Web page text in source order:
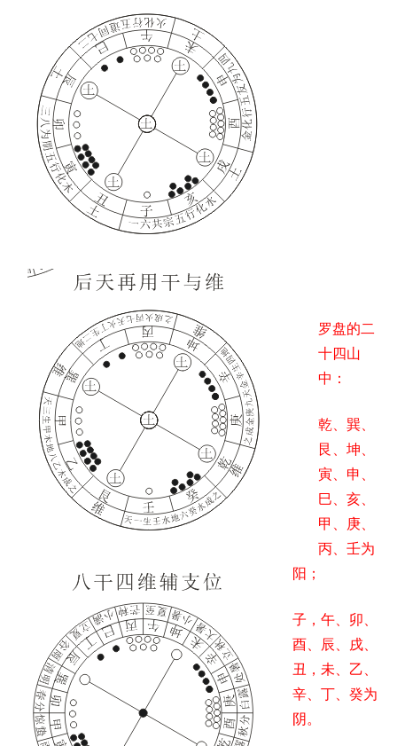
罗盘的二
十四山
中：
乾、巽、
艮、坤、
寅、申、
巳、亥、
甲、庚、
丙、壬为
阳；
子，午、卯、
酉、辰、戌、
丑，未、乙、
辛、丁、癸为
阴。